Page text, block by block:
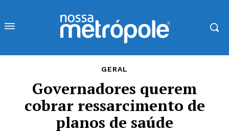
GERAL
Governadores querem
cobrar ressarcimento de
planos de saúde